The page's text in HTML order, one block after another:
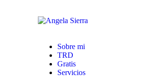
Sobre mi
TRD
Gratis
Servicios